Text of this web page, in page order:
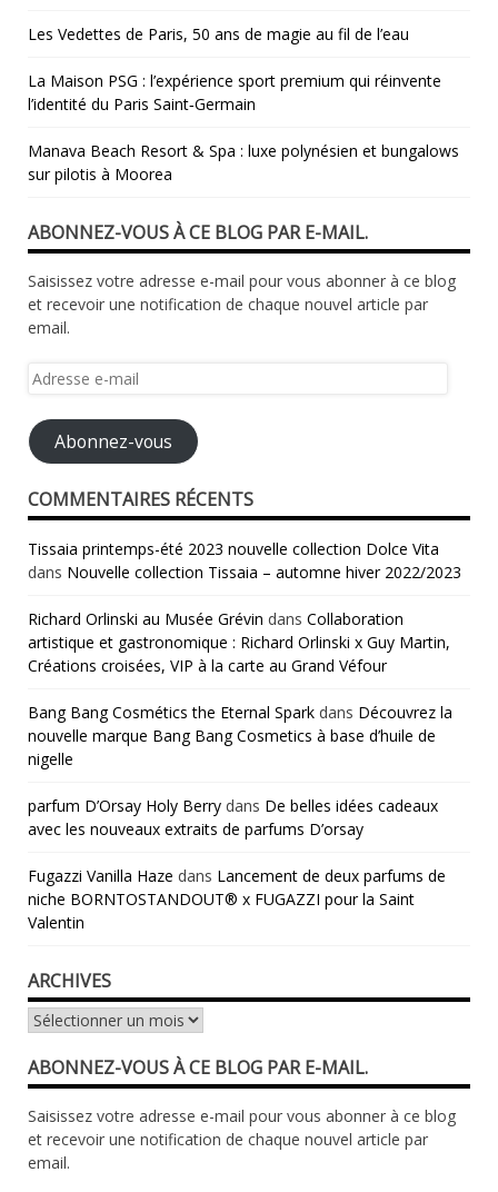
Les Vedettes de Paris, 50 ans de magie au fil de l’eau
La Maison PSG : l’expérience sport premium qui réinvente
l’identité du Paris Saint‑Germain
Manava Beach Resort & Spa : luxe polynésien et bungalows
sur pilotis à Moorea
ABONNEZ-VOUS À CE BLOG PAR E-MAIL.
Saisissez votre adresse e-mail pour vous abonner à ce blog
et recevoir une notification de chaque nouvel article par
email.
Adresse
mail
Abonnez-vous
COMMENTAIRES RÉCENTS
Tissaia printemps-été 2023 nouvelle collection Dolce Vita
dans Nouvelle collection Tissaia – automne hiver 2022/2023
Richard Orlinski au Musée Grévin dans Collaboration
artistique et gastronomique : Richard Orlinski x Guy Martin,
Créations croisées, VIP à la carte au Grand Véfour
Bang Bang Cosmétics the Eternal Spark dans Découvrez la
nouvelle marque Bang Bang Cosmetics à base d’huile de
nigelle
parfum D’Orsay Holy Berry dans De belles idées cadeaux
avec les nouveaux extraits de parfums D’orsay
Fugazzi Vanilla Haze dans Lancement de deux parfums de
niche BORNTOSTANDOUT® x FUGAZZI pour la Saint
Valentin
ARCHIVES
Archives
ABONNEZ-VOUS À CE BLOG PAR E-MAIL.
Saisissez votre adresse e-mail pour vous abonner à ce blog
et recevoir une notification de chaque nouvel article par
email.